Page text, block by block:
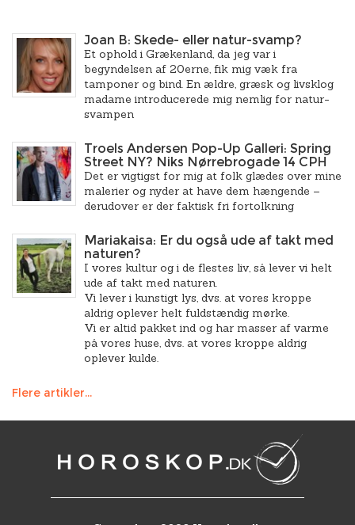
Joan B: Skede- eller natur-svamp?
Et ophold i Grækenland, da jeg var i
begyndelsen af 20erne, fik mig væk fra
tamponer og bind. En ældre, græsk og livsklog
madame introducerede mig nemlig for natur-
svampen
Troels Andersen Pop-Up Galleri: Spring
Street NY? Niks Nørrebrogade 14 CPH
Det er vigtigst for mig at folk glædes over mine
malerier og nyder at have dem hængende –
derudover er der faktisk fri fortolkning
Mariakaisa: Er du også ude af takt med
naturen?
I vores kultur og i de flestes liv, så lever vi helt
ude af takt med naturen.
Vi lever i kunstigt lys, dvs. at vores kroppe
aldrig oplever helt fuldstændig mørke.
Vi er altid pakket ind og har masser af varme
på vores huse, dvs. at vores kroppe aldrig
oplever kulde.
Flere artikler...